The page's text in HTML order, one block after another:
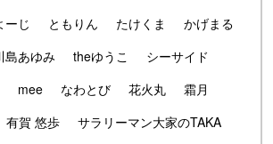
ーじ ともりん たけくま
かげまる
島あゆみ theゆうこ
シーサイド
mee なわとび 花火丸
霜月
有賀 悠歩
サラリーマン大家のTAKA